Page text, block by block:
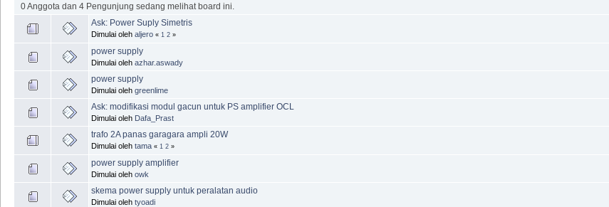
0 Anggota dan 4 Pengunjung sedang melihat board ini.
Ask: Power Suply Simetris
Dimulai oleh aljero « 1 2 »
power supply
Dimulai oleh azhar.aswady
power supply
Dimulai oleh greenlime
Ask: modifikasi modul gacun untuk PS amplifier OCL
Dimulai oleh Dafa_Prast
trafo 2A panas garagara ampli 20W
Dimulai oleh tama « 1 2 »
power supply amplifier
Dimulai oleh owk
skema power supply untuk peralatan audio
Dimulai oleh tyoadi